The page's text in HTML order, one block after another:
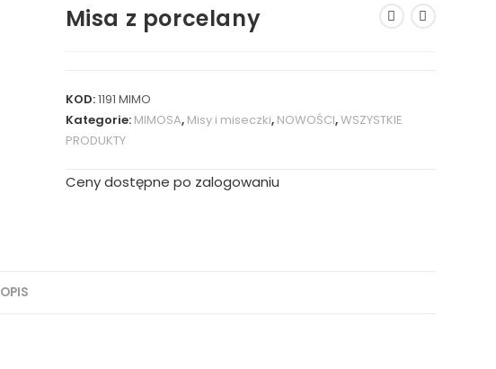
Misa z porcelany
KOD:1191 MIMO
Kategorie: MIMOSA, Misy i miseczki, NOWOŚCI,WSZYSTKIE
PRODUKTY
Ceny dostępne po zalogowaniu
OPIS